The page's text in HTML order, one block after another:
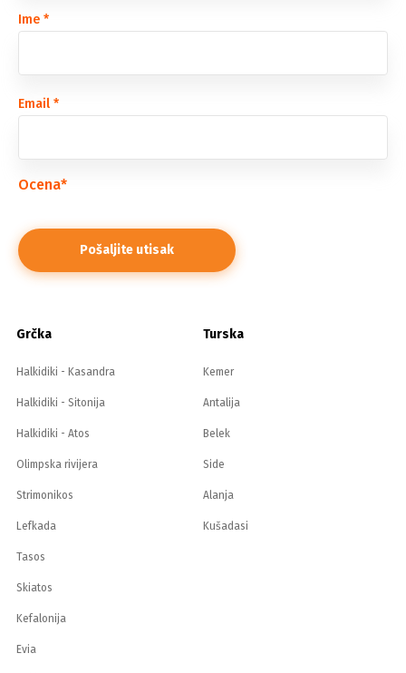
Ime *
Email *
Ocena*
Grčka
Halkidiki - Kasandra
Halkidiki - Sitonija
Halkidiki - Atos
Olimpska rivijera
Strimonikos
Lefkada
Tasos
Skiatos
Kefalonija
Evia
Turska
Kemer
Antalija
Belek
Side
Alanja
Kušadasi